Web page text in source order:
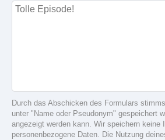
Durch das Abschicken des Formulars
unter "Name oder Pseudonym" gespeichert
angezeigt werden kann. Wir speichern keine
personenbezogene Daten. Die Nutzung